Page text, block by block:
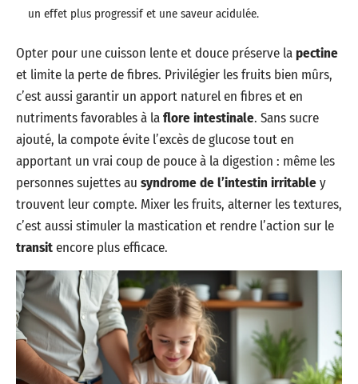
un effet plus progressif et une saveur acidulée.
Opter pour une cuisson lente et douce préserve lapectine
et limite la perte de fibres. Privilégier les fruits bien mûrs,
c’est aussi garantir un apport naturel en fibres et en
nutriments favorables à laflore intestinale. Sans sucre
ajouté, la compote évite l’excès de glucose tout en
apportant un vrai coup de pouce à la digestion : même les
personnes sujettes au syndrome de l’intestin irritabley
trouvent leur compte. Mixer les fruits, alterner les textures,
c’est aussi stimuler la mastication et rendre l’action sur le
transitencore plus efficace.